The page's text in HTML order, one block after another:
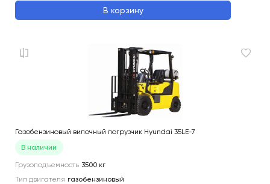
В корзину
Газобензиновый вилочный погрузчик Hyundai 35LE-7
В наличии
Грузоподъемность 3500 кг
Тип двигателя газобензиновый